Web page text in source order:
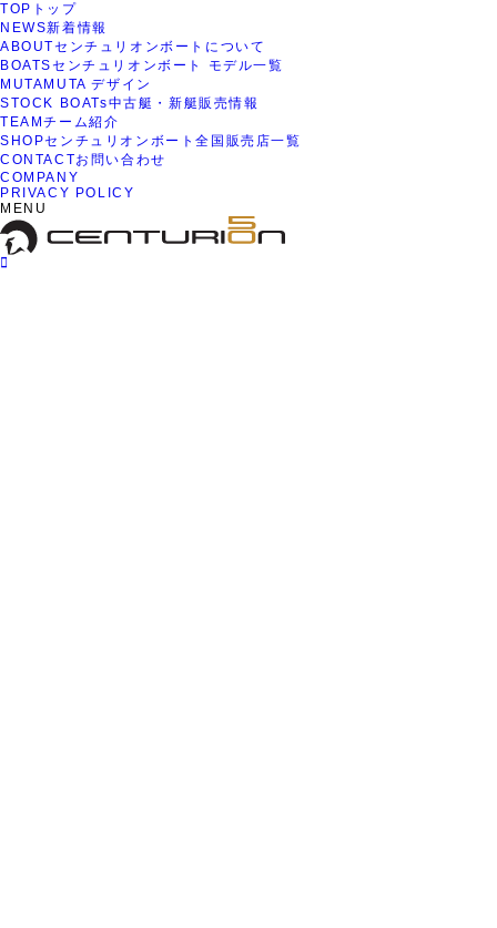
TOP トップ
NEWS新着情報
ABOUTセンチュリオンボートについて
BOATSセンチュリオンボート モデル一覧
MUTA MUTA デザイン
STOCK BOATs中古艇・新艇販売情報
TEAMチーム紹介
SHOPセンチュリオンボート全国販売店一覧
CONTACTお問い合わせ
COMPANY
PRIVACY POLICY
MENU